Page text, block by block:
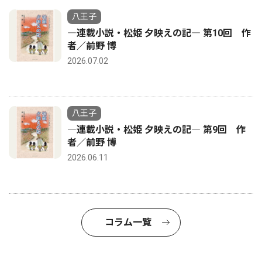
八王子
―連載小説・松姫 夕映えの記― 第10回 作
者／前野 博
2026.07.02
八王子
―連載小説・松姫 夕映えの記― 第9回 作
者／前野 博
2026.06.11
コラム一覧